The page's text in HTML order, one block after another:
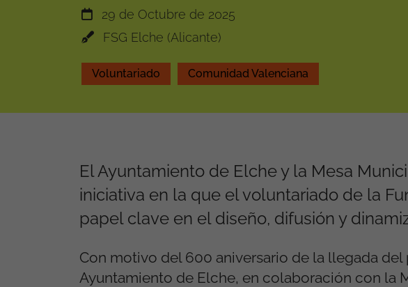
29 de Octubre de 2025
FSG Elche (Alicante)
Voluntariado Comunidad Valenciana
El Ayuntamiento de Elche y la Mesa
iniciativa en la que el voluntariado de la
papel clave en el diseño, difusión y
Con motivo del 600 aniversario de la llegada
Ayuntamiento de Elche, en colaboración con la